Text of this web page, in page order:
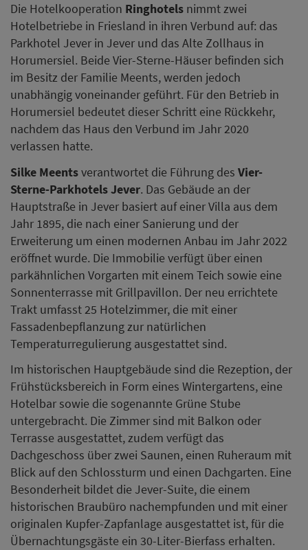
Die Hotelkooperation Ringhotels nimmt zwei
Hotelbetriebe in Friesland in ihren Verbund auf: das
Parkhotel Jever in Jever und das Alte Zollhaus in
Horumersiel. Beide Vier-Sterne-Häuser befinden sich
im Besitz der Familie Meents, werden jedoch
unabhängig voneinander geführt. Für den Betrieb in
Horumersiel bedeutet dieser Schritt eine Rückkehr,
nachdem das Haus den Verbund im Jahr 2020
verlassen hatte.
Silke Meentsverantwortet die Führung des Vier-
Sterne-Parkhotels Jever. Das Gebäude an der
Hauptstraße in Jever basiert auf einer Villa aus dem
Jahr 1895, die nach einer Sanierung und der
Erweiterung um einen modernen Anbau im Jahr 2022
eröffnet wurde. Die Immobilie verfügt über einen
parkähnlichen Vorgarten mit einem Teich sowie eine
Sonnenterrasse mit Grillpavillon. Der neu errichtete
Trakt umfasst 25 Hotelzimmer, die mit einer
Fassadenbepflanzung zur natürlichen
Temperaturregulierung ausgestattet sind.
Im historischen Hauptgebäude sind die Rezeption, der
Frühstücksbereich in Form eines Wintergartens, eine
Hotelbar sowie die sogenannte Grüne Stube
untergebracht. Die Zimmer sind mit Balkon oder
Terrasse ausgestattet, zudem verfügt das
Dachgeschoss über zwei Saunen, einen Ruheraum mit
Blick auf den Schlossturm und einen Dachgarten. Eine
Besonderheit bildet die Jever-Suite, die einem
historischen Braubüro nachempfunden und mit einer
originalen Kupfer-Zapfanlage ausgestattet ist, für die
Übernachtungsgäste ein 30-Liter-Bierfass erhalten.